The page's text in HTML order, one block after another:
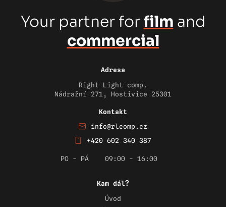
Your partner forfilm and
commercial
Adresa
Right Light comp.
Nádražní 271, Hostivice 25301
Kontakt
info@rlcomp.cz
+420 602 340 387
PO - PÁ 09:00 - 16:00
Kam dál?
Úvod